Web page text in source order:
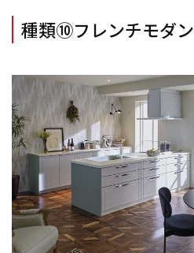
種類⑩フレンチモダン